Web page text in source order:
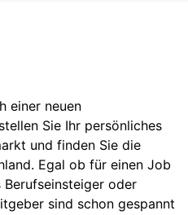
einer neuen
Sie Ihr persönliches
und finden Sie die
Egal ob für einen Job
oder
sind schon gespannt